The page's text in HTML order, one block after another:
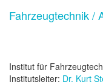
Fahrzeugtechnik /
Institut für
Institutsleiter: Dr. Kurt